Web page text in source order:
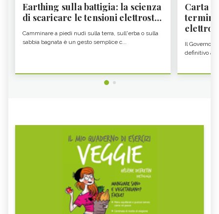
Earthing sulla battigia: la scienza
di scaricare le tensioni elettrost...
Camminare a piedi nudi sulla terra, sull'erba o sulla
sabbia bagnata è un gesto semplice c...
Carta
Il Governo
definitivo